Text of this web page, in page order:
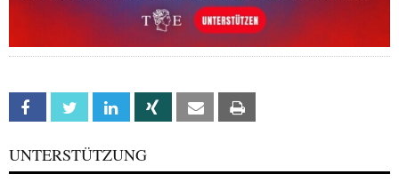
Facebook Twitter Linkedin Xing Email
UNTERSTÜTZUNG